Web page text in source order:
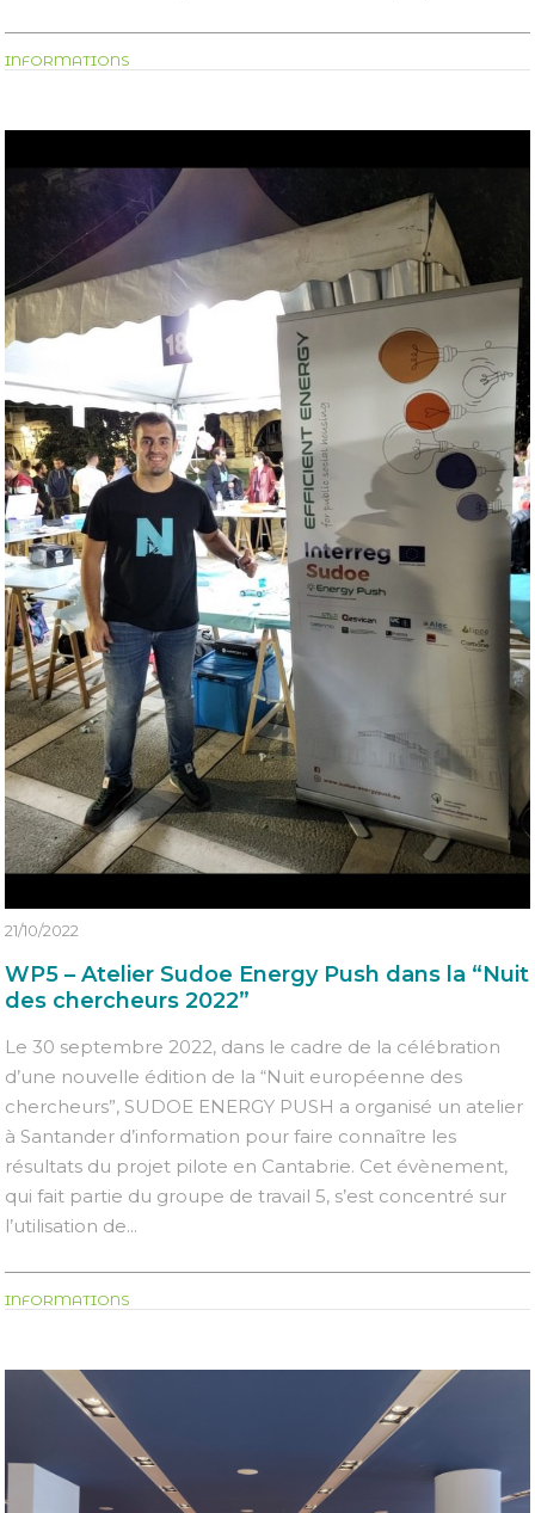
INFORMATIONS
21/10/2022
WP5 – Atelier Sudoe Energy Push dans la “Nuit
des chercheurs 2022”
Le 30 septembre 2022, dans le cadre de la célébration
d’une nouvelle édition de la “Nuit européenne des
chercheurs”, SUDOE ENERGY PUSH a organisé un atelier
à Santander d’information pour faire connaître les
résultats du projet pilote en Cantabrie. Cet évènement,
qui fait partie du groupe de travail 5, s’est concentré sur
l’utilisation de...
INFORMATIONS